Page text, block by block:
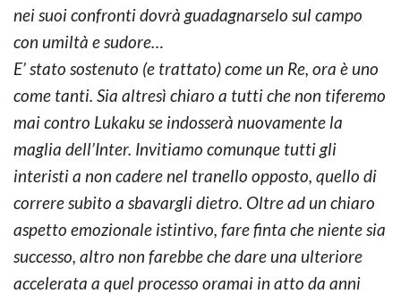
nei suoi confronti dovrà guadagnarselo sul campo
con umiltà e sudore…
E’ stato sostenuto (e trattato) come un Re, ora è uno
come tanti. Sia altresì chiaro a tutti che non tiferemo
mai contro Lukaku se indosserà nuovamente la
maglia dell’Inter. Invitiamo comunque tutti gli
interisti a non cadere nel tranello opposto, quello di
correre subito a sbavargli dietro. Oltre ad un chiaro
aspetto emozionale istintivo, fare finta che niente sia
successo, altro non farebbe che dare una ulteriore
accelerata a quel processo oramai in atto da anni